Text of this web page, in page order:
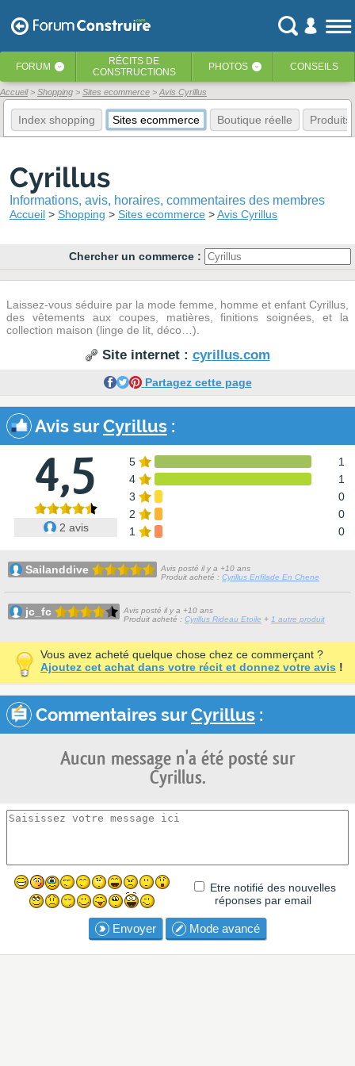
FORUM ‹ RÉCITS DE
CONSTRUCTIONS
PHOTOS ‹ CONSEILS
Accueil Shopping Sites ecommerce Avis Cyrillus
Index shopping Sites ecommerce Boutique réelle Produits
Cyrillus
Informations, avis, horaires, commentaires des membres
Accueil Shopping Sites ecommerce Avis Cyrillus
Chercher un commerce :
Laissez-vous séduire par la mode femme, homme et enfant Cyrillus,
des vêtements aux coupes, matières, finitions soignées, et la
collection maison (linge de lit, déco…).
Site internet : cyrillus.com
Partagez cette page
Avis surCyrillus :
4,5
2 avis
5
1
4
1
3
0
2
0
1
0
Sailanddive
Avis posté il y a +10 ans
Produit acheté : Cyrillus Enfilade En Chene
jc_fc
Avis posté il y a +10 ans
Produit acheté : Cyrillus Rideau Etoile + 1 autre produit
Vous avez acheté quelque chose chez ce commerçant ?
Ajoutez cet achat dans votre récit et donnez votre avis !
Commentaires surCyrillus :
Aucun message n'a été posté sur
Cyrillus.
Etre notifié des nouvelles
réponses par email
Envoyer Mode avancé